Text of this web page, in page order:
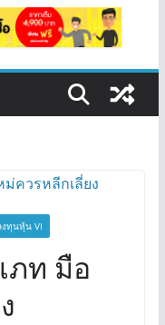
งทุนหุ้น VI
ภท มือ